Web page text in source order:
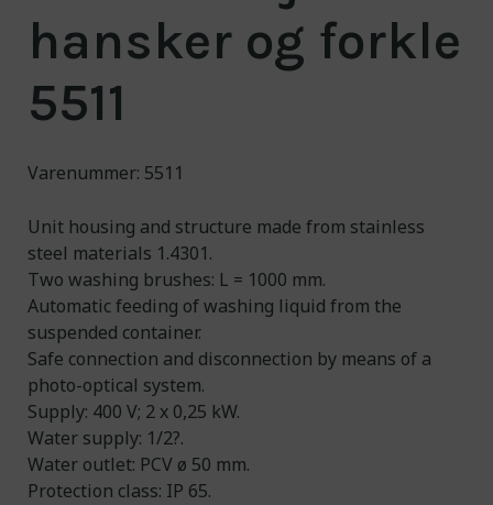
Kontakt
cleaner world
hansker og forkle
5511
Varenummer: 5511
Unit housing and structure made from stainless
steel materials 1.4301.
Two washing brushes: L = 1000 mm.
Automatic feeding of washing liquid from the
suspended container.
Safe connection and disconnection by means of a
photo-optical system.
Supply: 400 V; 2 x 0,25 kW.
Water supply: 1/2?.
Water outlet: PCV ø 50 mm.
Protection class: IP 65.